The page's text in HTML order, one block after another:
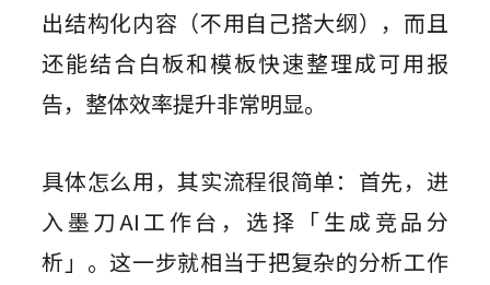
出结构化内容（不用自己搭大纲），而且
还能结合白板和模板快速整理成可用报
告，整体效率提升非常明显。
具体怎么用，其实流程很简单：首先，进
入墨刀AI工作台，选择「生成竞品分
析」。这一步就相当于把复杂的分析工作